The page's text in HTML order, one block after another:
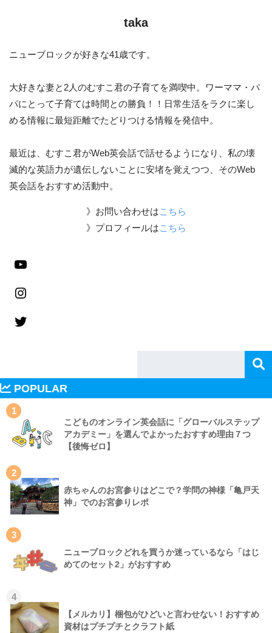
taka
ニューブロックが好きな41歳です。
大好きな妻と2人のむすこ君の子育てを満喫中。ワーママ・パ
パにとって子育ては時間との勝負！！日常生活をラクに楽し
める情報に最短距離でたどりつける情報を発信中。
最近は、むすこ君がWeb英会話で話せるようになり、私の壊
滅的な英語力が遺伝しないことに安堵を覚えつつ、そのWeb
英会話をおすすめ活動中。
》お問い合わせはこちら
》プロフィールはこちら
POPULAR
1
こどものオンライン英会話に「グローバルステップ
アカデミー」を選んでよかったおすすめ理由７つ
【後悔ゼロ】
2
赤ちゃんのお宮参りはどこで？学問の神様「亀戸天
神」でのお宮参りレポ
3
ニューブロックどれを買うか迷っているなら「はじ
めてのセット2」がおすすめ
4
【メルカリ】梱包がひどいと言わせない！おすすめ
資材はプチプチとクラフト紙